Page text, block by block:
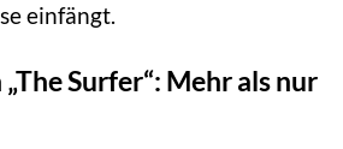
einfängt.
Surfer“: Mehr als nur